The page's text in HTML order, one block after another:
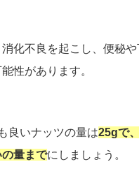
化不良を起こし、便秘
性があります。
良いナッツの量は25gで
量までにしましょう。